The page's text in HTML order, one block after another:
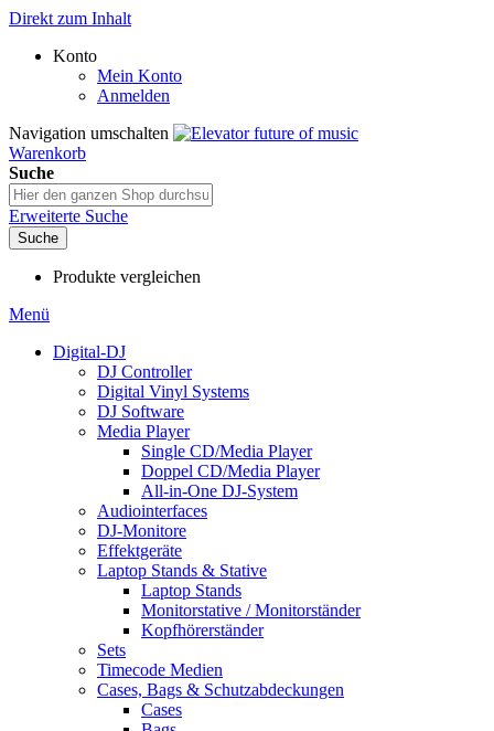
Direkt zum Inhalt
Konto
Mein Konto
Anmelden
Navigation umschalten
Warenkorb
Suche
Erweiterte Suche
Suche
Produkte vergleichen
Menü
Digital-DJ
DJ Controller
Digital Vinyl Systems
DJ Software
Media Player
Single CD/Media Player
Doppel CD/Media Player
All-in-One DJ-System
Audiointerfaces
DJ-Monitore
Effektgeräte
Laptop Stands & Stative
Laptop Stands
Monitorstative / Monitorständer
Kopfhörerständer
Sets
Timecode Medien
Cases, Bags & Schutzabdeckungen
Cases